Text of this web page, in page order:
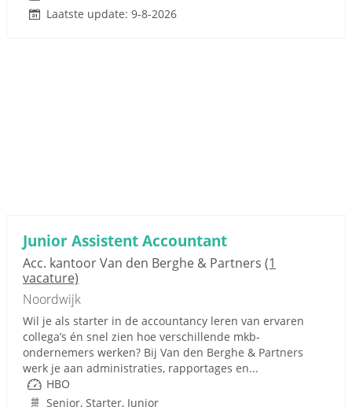
Laatste update: 9-8-2026
Junior Assistent Accountant
Acc. kantoor Van den Berghe & Partners (1
vacature)
Noordwijk
Wil je als starter in de accountancy leren van ervaren
collega’s én snel zien hoe verschillende mkb-
ondernemers werken? Bij Van den Berghe & Partners
werk je aan administraties, rapportages en...
HBO
Senior, Starter, Junior